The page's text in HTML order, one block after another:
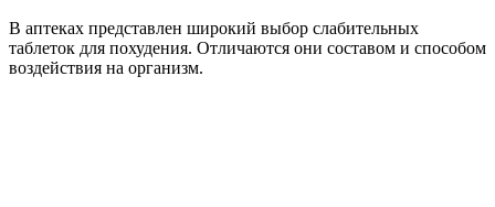
В аптеках представлен широкий выбор слабительных
таблеток для похудения. Отличаются они составом и способом
воздействия на организм.